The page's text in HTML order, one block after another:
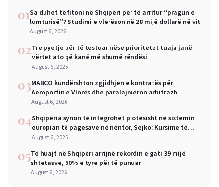
01Sa duhet të fitoni në Shqipëri për të arritur “pragun e
lumturisë”? Studimi e vlerëson në 28 mijë dollarë në vit
August 6, 2026
02Tre pyetje për të testuar nëse prioritetet tuaja janë
vërtet ato që kanë më shumë rëndësi
August 6, 2026
03MABCO kundërshton zgjidhjen e kontratës për
Aeroportin e Vlorës dhe paralajmëron arbitrazh
ndërkombëtar
August 6, 2026
04Shqipëria synon të integrohet plotësisht në sistemin
europian të pagesave në nëntor, Sejko: Kursime të
mëdha për qytetarët dhe bizneset
August 6, 2026
05Të huajt në Shqipëri arrijnë rekordin e gati 39 mijë
shtetasve, 60% e tyre për të punuar
August 6, 2026